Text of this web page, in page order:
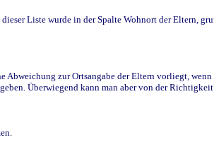
Liste wurde in der Spalte Wohnort der Eltern,
zur Ortsangabe der Eltern vorliegt,
Überwiegend kann man aber von der Richtigkeit